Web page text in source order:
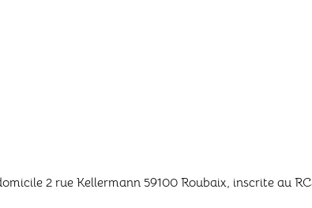
2 rue Kellermann 59100 Roubaix, inscrite au